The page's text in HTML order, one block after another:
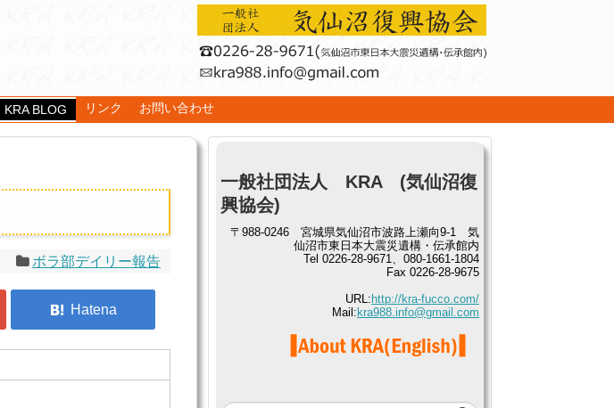
KRA BLOG リンク お問い合わせ
ボラ部デイリー報告
一般社団法人 KRA (気仙沼復
興協会)
〒988-0246 宮城県気仙沼市波路上瀬向9-1 気
仙沼市東日本大震災遺構・伝承館内
Tel 0226-28-9671、080-1661-1804
Fax 0226-28-9675
URL: http://kra-fucco.com/
Mail: kra988.info@gmail.com